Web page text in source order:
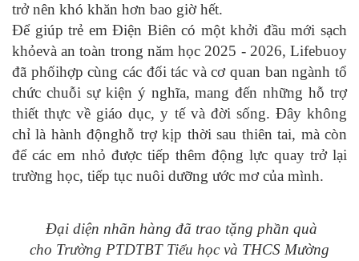
trở nên khó khăn hơn bao giờ hết.
Để giúp trẻ em Điện Biên có một khởi đầu mới sạch
khỏevà an toàn trong năm học 2025 - 2026, Lifebuoy
đã phốihợp cùng các đối tác và cơ quan ban ngành tổ
chức chuỗi sự kiện ý nghĩa, mang đến những hỗ trợ
thiết thực về giáo dục, y tế và đời sống. Đây không
chỉ là hành độnghỗ trợ kịp thời sau thiên tai, mà còn
để các em nhỏ được tiếp thêm động lực quay trở lại
trường học, tiếp tục nuôi dưỡng ước mơ của mình.
Đại diện nhãn hàng đã trao tặng phần quà
cho Trường PTDTBT Tiểu học và THCS Mường